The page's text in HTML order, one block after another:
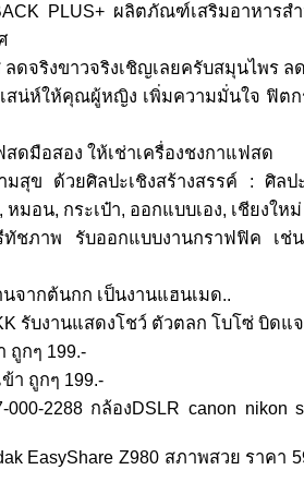
PLUS+ ผลิตภัณฑ์เสริมอาหารส
ดจริงขาวจริงเชิญเลยครับสมุนไพร ล
สน่ห์ให้คุณผู้หญิง เพิ่มความมั่นใจ ฟิต
ดมือสอง ให้เช่าเครื่องชงกาแฟสด
มสุข ด้วยศิลปะเชิงสร้างสรรค์ : ศิล
หมอน, กระเป๋า, ออกแบบเอง, เชียงใหม่
ทัชภาพ รับออกแบบงานกราฟฟิค เช่
จากต้นกก เป็นงานแฮนเมด..
รับงานแสดงโชว์ ตัวตลก โบโซ่ บิดแ
ถูกๆ 199.-
า ถูกๆ 199.-
000-2288 กล้องDSLR canon
EasyShare Z980 สภาพสวย ราคา